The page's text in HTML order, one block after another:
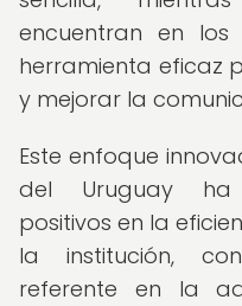
encuentran en los
herramienta eficaz
y mejorar la
Este enfoque
del Uruguay ha
positivos en la
la institución,
referente en la